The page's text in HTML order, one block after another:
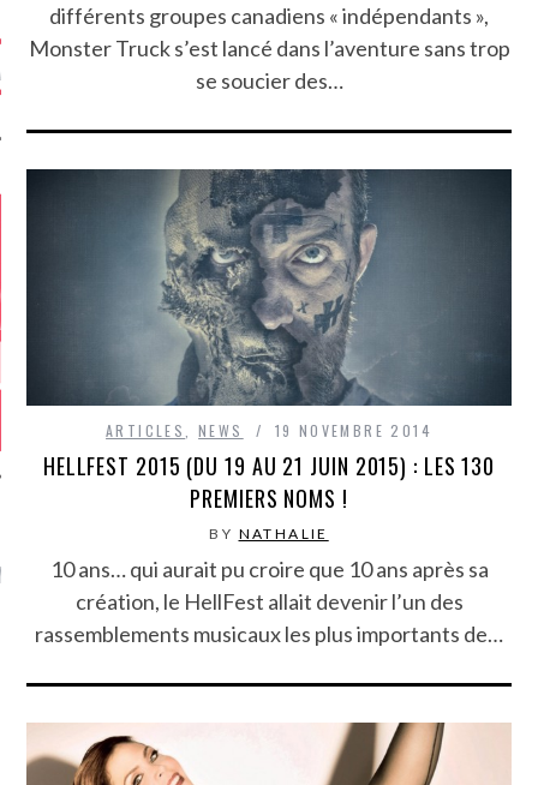
5.4
CLAN – A BE...
6.8
– HEL...
ANNIVERSAIRE
différents groupes canadiens « indépendants »,
Monster Truck s’est lancé dans l’aventure sans trop
se soucier des…
ARTICLES ,NEWS 19 NOVEMBRE 2014
HELLFEST 2015 (DU 19 AU 21 JUIN 2015) : LES 130
BY NATHALIE
10 ans… qui aurait pu croire que 10 ans après sa
création, le HellFest allait devenir l’un des
rassemblements musicaux les plus importants de…